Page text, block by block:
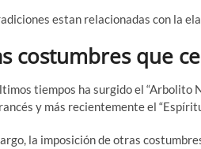
estan relacionadas con la
costumbres que
tiempos ha surgido el “Arbolito
y más recientemente el
la imposición de otras